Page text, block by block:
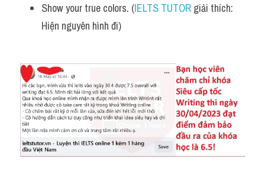
Show your true colors. (IELTS TUTOR giải thích:
Hiện nguyên hình đi)